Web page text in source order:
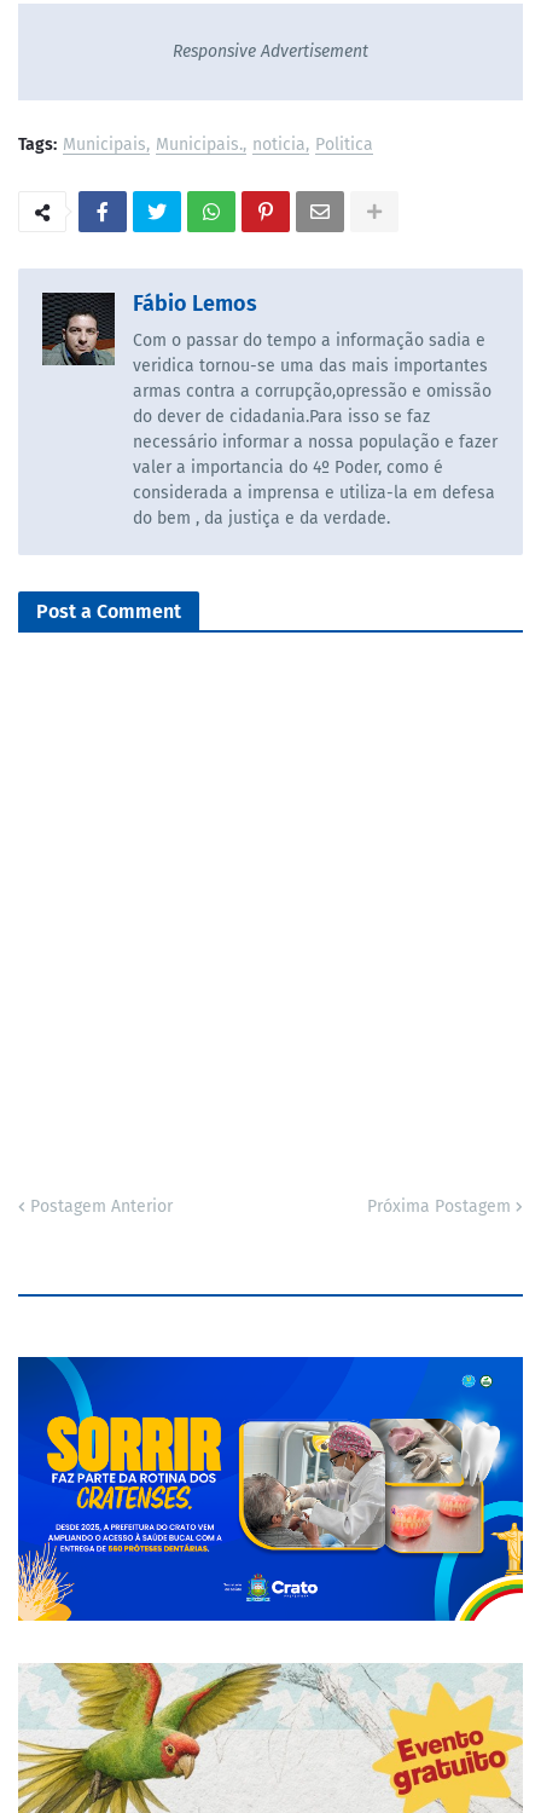
Responsive Advertisement
Tags: Municipais Municipais. noticia Politica
Fábio Lemos
Com o passar do tempo a informação sadia e
veridica tornou-se uma das mais importantes
armas contra a corrupção,opressão e omissão
do dever de cidadania.Para isso se faz
necessário informar a nossa população e fazer
valer a importancia do 4º Poder, como é
considerada a imprensa e utiliza-la em defesa
do bem , da justiça e da verdade.
Post a Comment
Postagem Anterior Próxima Postagem